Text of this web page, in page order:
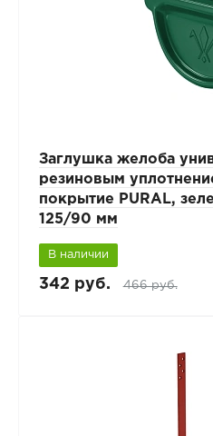
Заглушка желоба
резиновым
покрытие PURAL,
125/90 мм
В наличии
342 руб. 466 руб.